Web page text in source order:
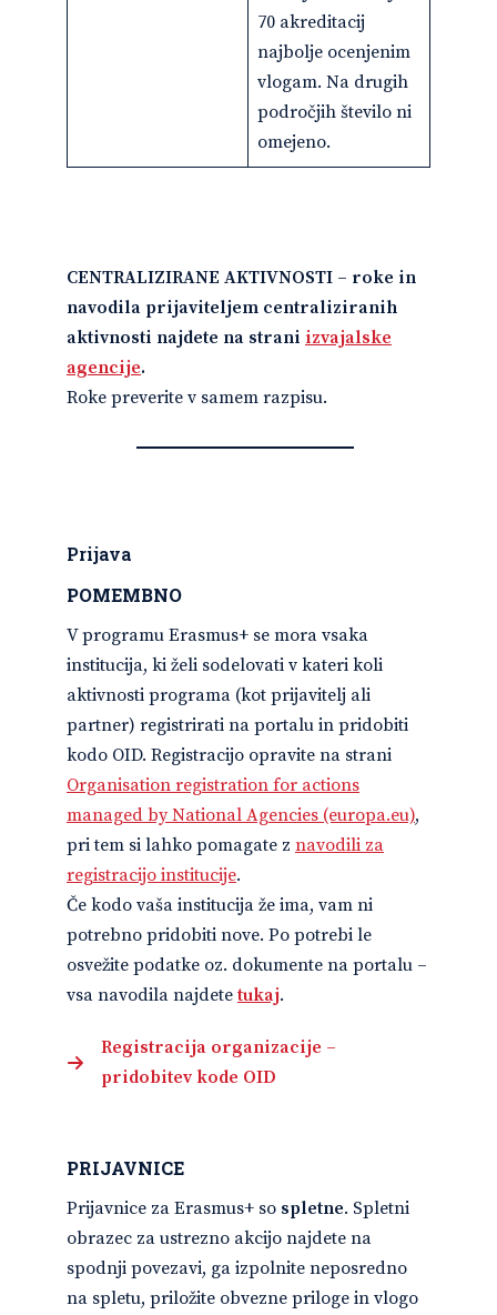
70 akreditacij
najbolje ocenjenim
vlogam. Na drugih
področjih število ni
omejeno.
CENTRALIZIRANE AKTIVNOSTI – roke in
navodila prijaviteljem centraliziranih
aktivnosti najdete na strani izvajalske
agencije.
Roke preverite v samem razpisu.
Prijava
POMEMBNO
V programu Erasmus+ se mora vsaka
institucija, ki želi sodelovati v kateri koli
aktivnosti programa (kot prijavitelj ali
partner) registrirati na portalu in pridobiti
kodo OID. Registracijo opravite na strani
Organisation registration for actions
managed by National Agencies (europa.eu),
pri tem si lahko pomagate z navodili za
registracijo institucije.
Če kodo vaša institucija že ima, vam ni
potrebno pridobiti nove. Po potrebi le
osvežite podatke oz. dokumente na portalu –
vsa navodila najdetetukaj.
Registracija organizacije –
pridobitev kode OID
PRIJAVNICE
Prijavnice za Erasmus+ so spletne. Spletni
obrazec za ustrezno akcijo najdete na
spodnji povezavi, ga izpolnite neposredno
na spletu, priložite obvezne priloge in vlogo